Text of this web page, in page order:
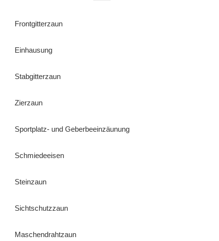
Frontgitterzaun
Einhausung
Stabgitterzaun
Zierzaun
Sportplatz- und Geberbeeinzäunung
Schmiedeeisen
Steinzaun
Sichtschutzzaun
Maschendrahtzaun